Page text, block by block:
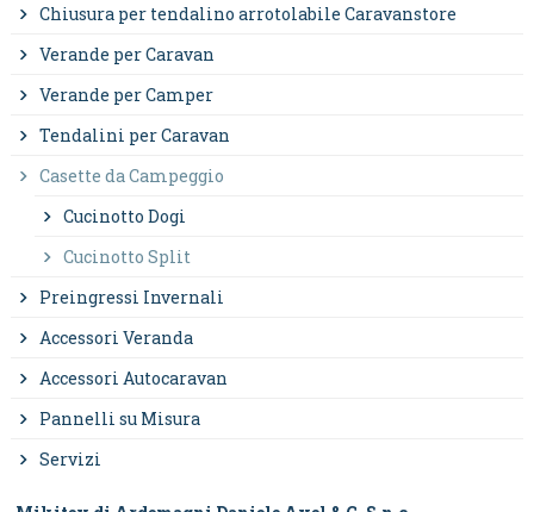
Chiusura per tendalino arrotolabile Caravanstore
Verande per Caravan
Verande per Camper
Tendalini per Caravan
Casette da Campeggio
Cucinotto Dogi
Cucinotto Split
Preingressi Invernali
Accessori Veranda
Accessori Autocaravan
Pannelli su Misura
Servizi